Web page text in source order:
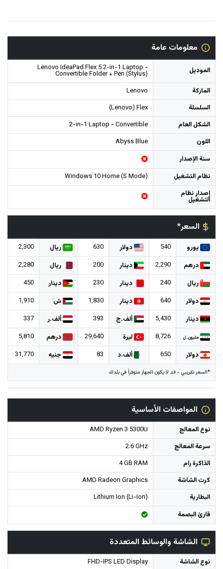
معلومات عامة
الموديل Lenovo IdeaPad Flex 5 2-in-1 Laptop -
Convertible Folder + Pen (Stylus)
الماركة
Lenovo
السلسلة
(Lenovo) Flex
الشكل العام
2-in-1 Laptop - Convertible
اللون
Abyss Blue
سنة الإصدار
نظام التشغيل
Windows 10 Home (S Mode)
إصدار نظام
التشغيل
السعر*
يورو 540 دولار 630 ريال
2,300
درهم
2,290 دينار 200 ريال
2,280
ريال
240 دينار 230 دينار
450
دولار
640 دينار 1,830 ش
1,910
دينار
5,430 ألف.ج 393 ألف.ر 337
مليون.ل 8,726 ليرة 29,640 درهم
5,810
دولار
650 ألف.د 83 جنيه 31,770
*السعر تقريبي - قد لا يكون الجهاز متوفراً في بلدك
المواصفات الأساسية
نوع المعالج
AMD Ryzen 3 5300U
سرعة المعالج
2.6 GHz
الذاكرة رام
4 GB RAM
كرت الشاشة
AMD Radeon Graphics
البطارية
Lithium Ion (Li-Ion)
قارئ البصمة
الشاشة والوسائط المتعددة
نوع الشاشة FHD-IPS LED Display